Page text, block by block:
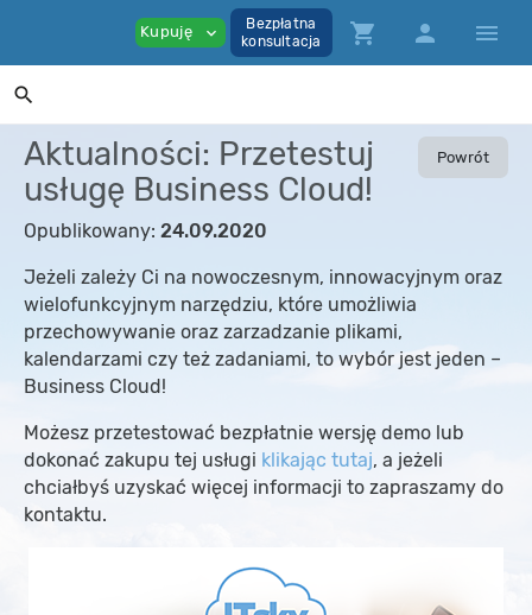
Kupuję expand_more
Bezpłatna
konsultacja
shopping_cart person menu
search
Powrót
Aktualności: Przetestuj
usługę Business Cloud!
Opublikowany: 24.09.2020
Jeżeli zależy Ci na nowoczesnym, innowacyjnym oraz
wielofunkcyjnym narzędziu, które umożliwia
przechowywanie oraz zarzadzanie plikami,
kalendarzami czy też zadaniami, to wybór jest jeden –
Business Cloud!
Możesz przetestować bezpłatnie wersję demo lub
dokonać zakupu tej usługi klikając tutaj, a jeżeli
chciałbyś uzyskać więcej informacji to zapraszamy do
kontaktu.